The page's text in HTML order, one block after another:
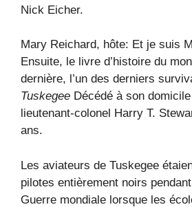
Nick Eicher.
Mary Reichard, hôte: Et je suis
Ensuite, le livre d’histoire du
dernière, l’un des derniers
Tuskegee Décédé à son
lieutenant-colonel Harry T.
ans.
Les aviateurs de Tuskegee
pilotes entièrement noirs
Guerre mondiale lorsque les